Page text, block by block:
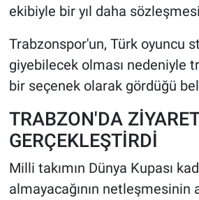
ekibiyle bir yıl daha
Trabzonspor'un, Türk oyuncu
giyebilecek olması nedeniyle
bir seçenek olarak gördüğü
TRABZON'DA ZİYARET
GERÇEKLEŞTİRDİ
Milli takımın Dünya Kupası
almayacağının netleşmesinin